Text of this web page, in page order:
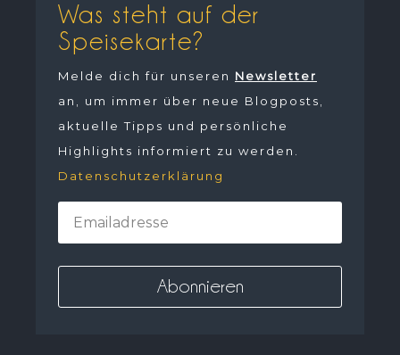
Was steht auf der
Speisekarte?
Melde dich für unseren Newsletter
an, um immer über neue Blogposts,
aktuelle Tipps und persönliche
Highlights informiert zu werden.
Datenschutzerklärung